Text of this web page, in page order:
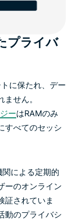
プライバ
に保たれ、デー
せん。
ーはRAMのみ
すべてのセッシ
による定期的
ーのオンライン
証されていま
動のプライバシ